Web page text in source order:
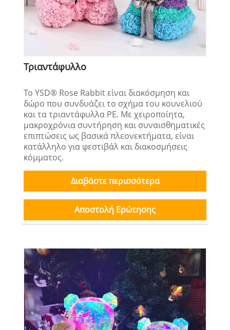
Τριαντάφυλλο
Το YSD® Rose Rabbit είναι διακόσμηση και
δώρο που συνδυάζει το σχήμα του κουνελιού
και τα τριαντάφυλλα PE. Με χειροποίητα,
μακροχρόνια συντήρηση και συναισθηματικές
επιπτώσεις ως βασικά πλεονεκτήματα, είναι
κατάλληλο για φεστιβάλ και διακοσμήσεις
κόμματος.
Διαβάστε περισσότερα
Αποστολή Ερώτησης